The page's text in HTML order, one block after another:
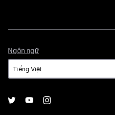
Ngôn ngữ
ngữ